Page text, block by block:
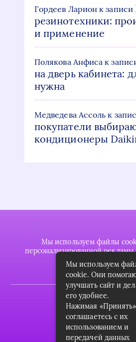
Гордеев Ларион к записи
резинотехники:
и применение
Полякова Анфиса к
на дверь кабинета:
нужна
Медведева Ассоль к
покупатели
кондиционеры
Мы используем файлы
персонализированной
анализа нашего
2022 ©
Карта сайта
Контакты
Мы используем
cookie. Они
улучшать сайт и
его удобнее.
Нажимая
соглашаетесь с их
использованием и
передачей данных